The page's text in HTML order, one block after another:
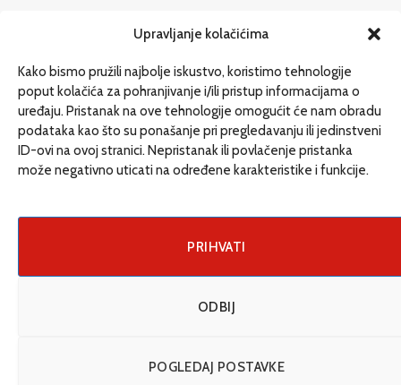
Upravljanje kolačićima
Kako bismo pružili najbolje iskustvo, koristimo tehnologije
poput kolačića za pohranjivanje i/ili pristup informacijama o
uređaju. Pristanak na ove tehnologije omogućit će nam obradu
podataka kao što su ponašanje pri pregledavanju ili jedinstveni
ID-ovi na ovoj stranici. Nepristanak ili povlačenje pristanka
može negativno uticati na određene karakteristike i funkcije.
PRIHVATI
ODBIJ
POGLEDAJ POSTAVKE
redakcija@etrafika.net
Dosije
Drugi pišu
Društvo